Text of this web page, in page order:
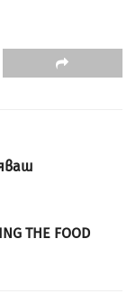
THE FOOD